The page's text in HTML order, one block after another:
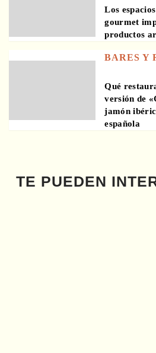
Los
gourmet
productos
BARES Y
Qué
versión de
jamón
española
TE PUEDEN